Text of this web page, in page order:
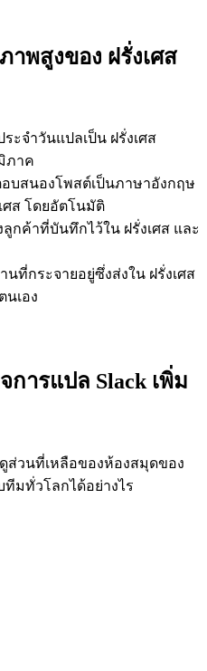
พสูงของ ฝรั่งเศส
ะจำวันแปลเป็น ฝรั่งเศส
ภาค
บสนองโพสต์เป็นภาษาอังกฤษ
ศส โดยอัตโนมัติ
กค้าที่บันทึกไว้ใน ฝรั่งเศส และ
ที่กระจายอยู่ซึ่งส่งใน ฝรั่งเศส
นเอง
การแปล Slack เพิ่ม
ส่วนที่เหลือของห้องสมุดของ
ทีมทั่วโลกได้อย่างไร